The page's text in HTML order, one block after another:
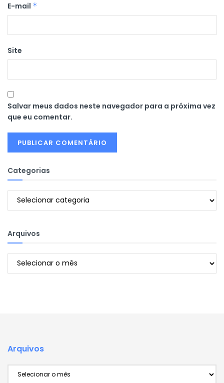
E-mail *
Site
Salvar meus dados neste navegador para a próxima vez
que eu comentar.
Categorias
Categorias
Arquivos
Arquivos
Arquivos